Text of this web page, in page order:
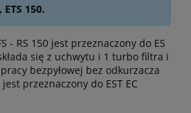
150.
- RS 150 jest przeznaczony do ES
się z uchwytu i 1 turbo filtra i
bezpyłowej bez odkurzacza
przeznaczony do EST EC